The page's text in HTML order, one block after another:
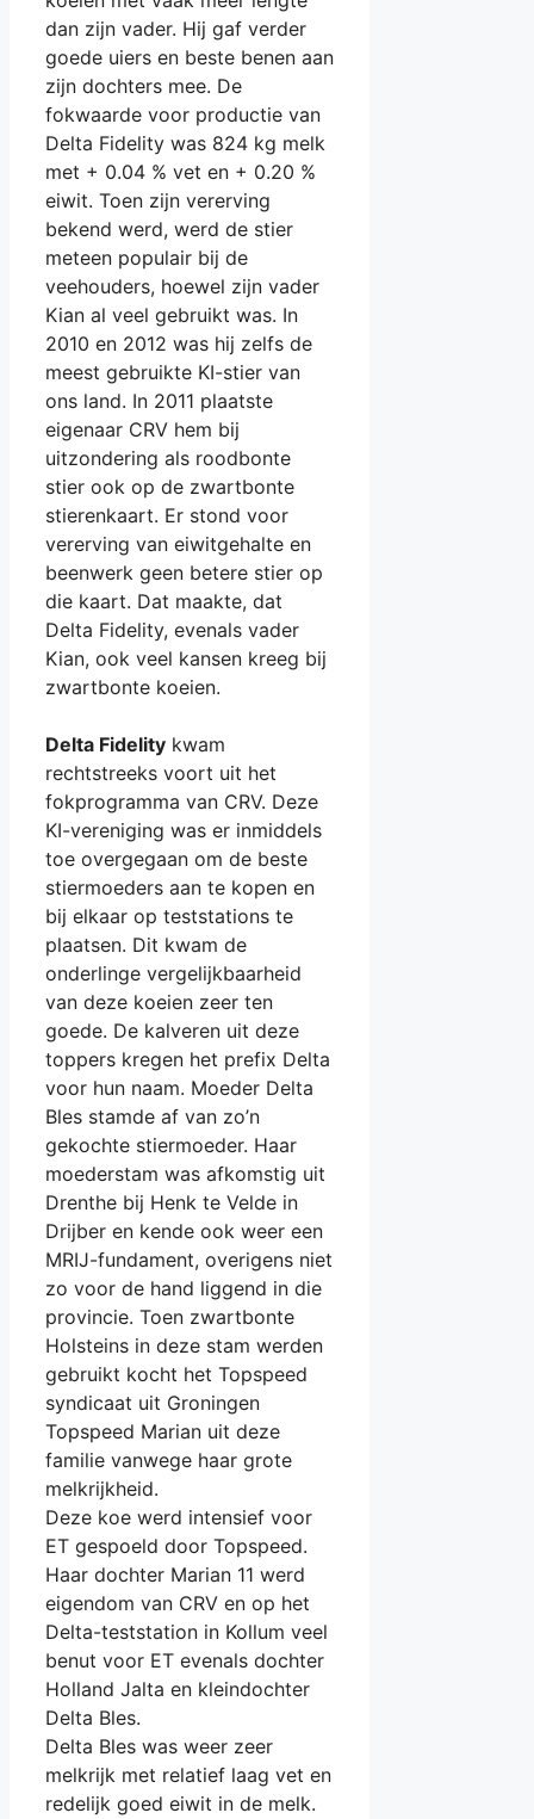
dan zijn vader. Hij gaf verder
goede uiers en beste benen aan
zijn dochters mee. De
fokwaarde voor productie van
Delta Fidelity was 824 kg melk
met + 0.04 % vet en + 0.20 %
eiwit. Toen zijn vererving
bekend werd, werd de stier
meteen populair bij de
veehouders, hoewel zijn vader
Kian al veel gebruikt was. In
2010 en 2012 was hij zelfs de
meest gebruikte KI-stier van
ons land. In 2011 plaatste
eigenaar CRV hem bij
uitzondering als roodbonte
stier ook op de zwartbonte
stierenkaart. Er stond voor
vererving van eiwitgehalte en
beenwerk geen betere stier op
die kaart. Dat maakte, dat
Delta Fidelity, evenals vader
Kian, ook veel kansen kreeg bij
zwartbonte koeien.
Delta Fidelity kwam
rechtstreeks voort uit het
fokprogramma van CRV. Deze
KI-vereniging was er inmiddels
toe overgegaan om de beste
stiermoeders aan te kopen en
bij elkaar op teststations te
plaatsen. Dit kwam de
onderlinge vergelijkbaarheid
van deze koeien zeer ten
goede. De kalveren uit deze
toppers kregen het prefix Delta
voor hun naam. Moeder Delta
Bles stamde af van zo’n
gekochte stiermoeder. Haar
moederstam was afkomstig uit
Drenthe bij Henk te Velde in
Drijber en kende ook weer een
MRIJ-fundament, overigens niet
zo voor de hand liggend in die
provincie. Toen zwartbonte
Holsteins in deze stam werden
gebruikt kocht het Topspeed
syndicaat uit Groningen
Topspeed Marian uit deze
familie vanwege haar grote
melkrijkheid.
Deze koe werd intensief voor
ET gespoeld door Topspeed.
Haar dochter Marian 11 werd
eigendom van CRV en op het
Delta-teststation in Kollum veel
benut voor ET evenals dochter
Holland Jalta en kleindochter
Delta Bles.
Delta Bles was weer zeer
melkrijk met relatief laag vet en
redelijk goed eiwit in de melk.